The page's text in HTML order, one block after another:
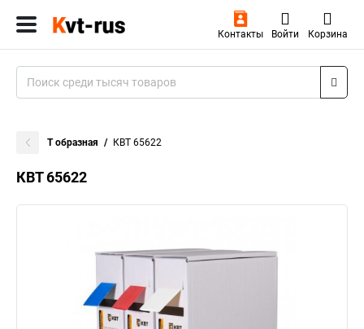
Контакты Войти Корзина
Т образная КВТ 65622
КВТ 65622